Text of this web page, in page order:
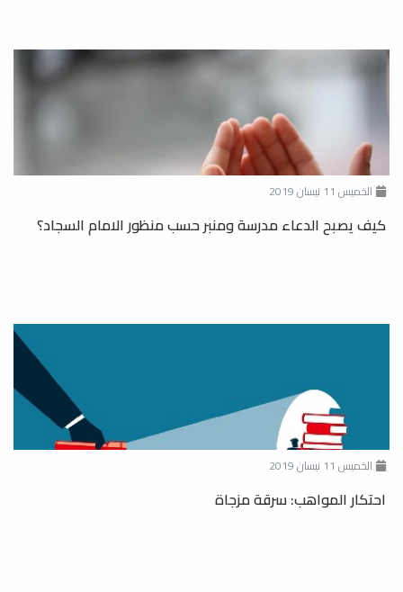
الخميس 11 نيسان 2019
كيف يصبح الدعاء مدرسة ومنبر حسب منظور الامام السجاد؟
الخميس 11 نيسان 2019
احتكار المواهب: سرقة مزجاة